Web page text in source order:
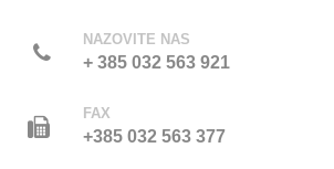
NAZOVITE NAS
+ 385 032 563 921
FAX
+385 032 563 377